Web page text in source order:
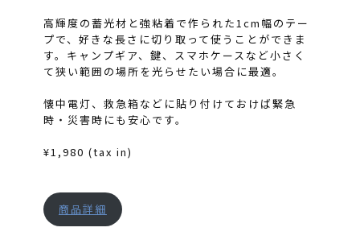
高輝度の蓄光材と強粘着で作られた1cm幅のテー
プで、好きな長さに切り取って使うことができま
す。キャンプギア、鍵、スマホケースなど小さく
て狭い範囲の場所を光らせたい場合に最適。
懐中電灯、救急箱などに貼り付けておけば緊急
時・災害時にも安心です。
¥1,980 (tax in)
商品詳細